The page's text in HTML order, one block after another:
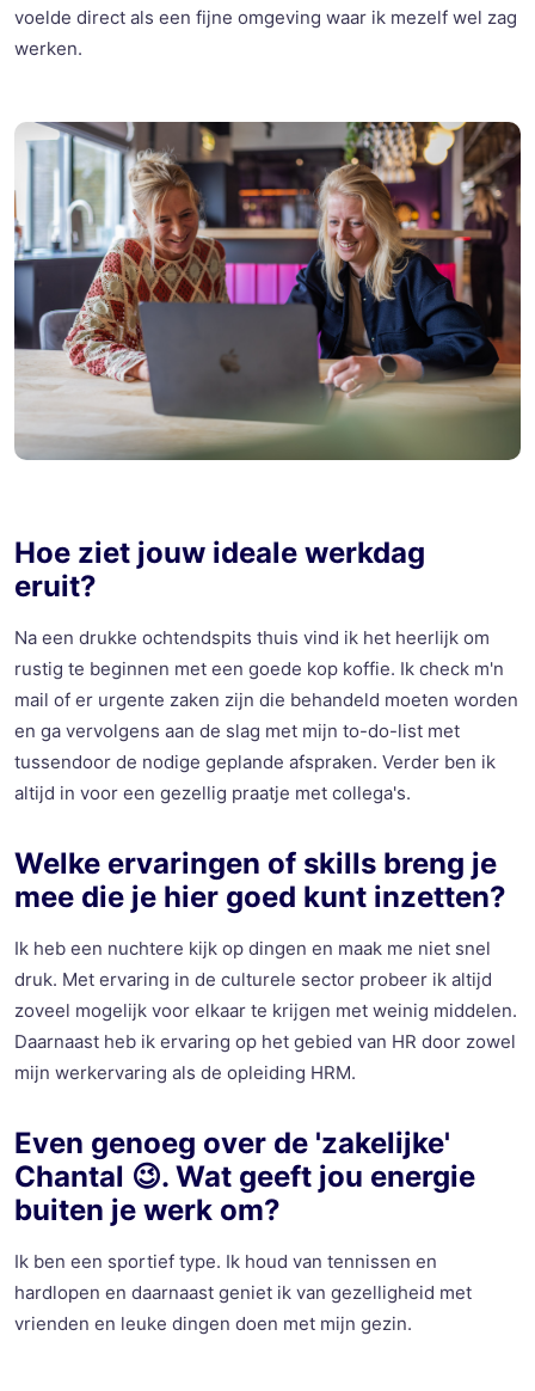
voelde direct als een fijne omgeving waar ik mezelf wel zag
werken.
Hoe ziet jouw ideale werkdag
eruit?
Na een drukke ochtendspits thuis vind ik het heerlijk om
rustig te beginnen met een goede kop koffie. Ik check m'n
mail of er urgente zaken zijn die behandeld moeten worden
en ga vervolgens aan de slag met mijn to-do-list met
tussendoor de nodige geplande afspraken. Verder ben ik
altijd in voor een gezellig praatje met collega's.
Welke ervaringen of skills breng je
mee die je hier goed kunt inzetten?
Ik heb een nuchtere kijk op dingen en maak me niet snel
druk. Met ervaring in de culturele sector probeer ik altijd
zoveel mogelijk voor elkaar te krijgen met weinig middelen.
Daarnaast heb ik ervaring op het gebied van HR door zowel
mijn werkervaring als de opleiding HRM.
Even genoeg over de 'zakelijke'
Chantal 😉. Wat geeft jou energie
buiten je werk om?
Ik ben een sportief type. Ik houd van tennissen en
hardlopen en daarnaast geniet ik van gezelligheid met
vrienden en leuke dingen doen met mijn gezin.